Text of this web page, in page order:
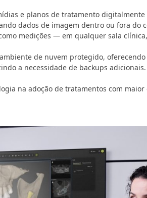
e planos de tratamento digitalmente
dados de imagem dentro ou fora do
medições — em qualquer sala
de nuvem protegido,
a necessidade de backups adicionais.
na adoção de tratamentos com maior